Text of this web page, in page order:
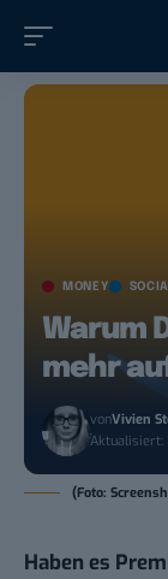
MONEY
Warum
mehr
vonVivien
Aktualisiert:
(Foto:
Haben es